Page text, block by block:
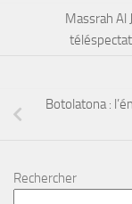
Massrah Al
Botolatona :
Rechercher